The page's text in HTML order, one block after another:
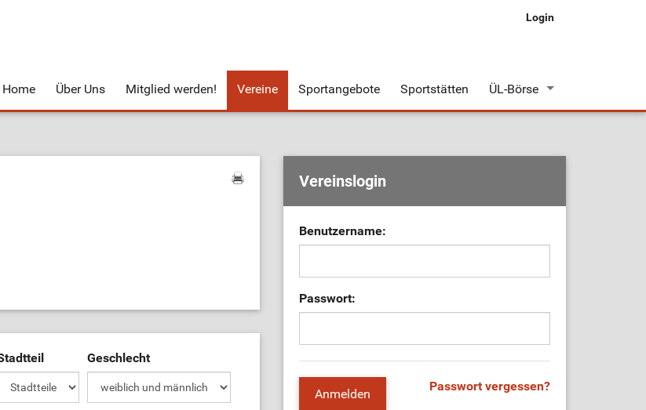
Login
Home Über Uns Mitglied werden! Vereine Sportangebote Sportstätten ÜL-Börse
Geschlecht
Vereinslogin
Benutzername:
Passwort:
Passwort vergessen?